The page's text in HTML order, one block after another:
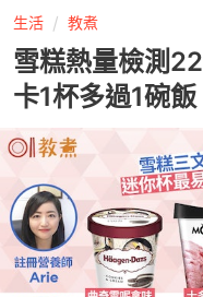
生活 教煮
雪糕熱量檢測
卡1杯多過1碗